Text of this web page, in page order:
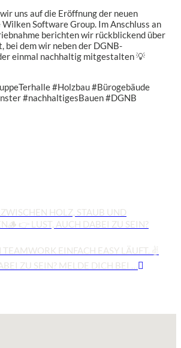
uns auf die Eröffnung der neuen
Software Group. Im Anschluss an
berichten wir rückblickend über
bei dem wir neben der DGNB-
einmal nachhaltig mitgestalten 💡
#Holzbau #Bürogebäude
#nachhaltigesBauen #DGNB
ZWISCHEN HOLZ, STAUB UND
👉 LUST, AUCH DABEI ZU SEIN?
TEAMWORK EINFACH EASY LÄUFT. ✌️
ZU SEIN? MELDE DICH BEI …